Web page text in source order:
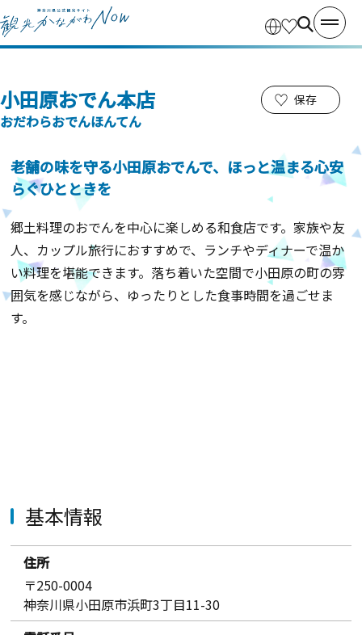
小田原おでん本店
おだわらおでんほんてん
保存
老舗の味を守る小田原おでんで、ほっと温まる心安
らぐひとときを
郷土料理のおでんを中心に楽しめる和食店です。家族や友
人、カップル旅行におすすめで、ランチやディナーで温か
い料理を堪能できます。落ち着いた空間で小田原の町の雰
囲気を感じながら、ゆったりとした食事時間を過ごせま
す。
基本情報
住所
〒250-0004
神奈川県小田原市浜町3丁目11-30